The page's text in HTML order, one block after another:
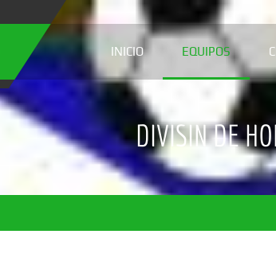
INICIO EQUIPOS
DIVISIN DE